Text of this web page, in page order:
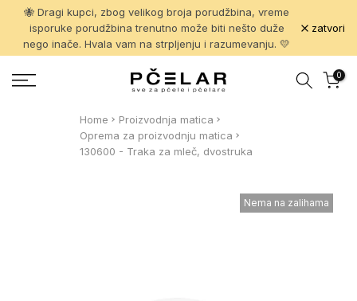
Pređi
sadržaj
🐝 Dragi kupci, zbog velikog broja porudžbina, vreme
isporuke porudžbina trenutno može biti nešto duže
nego inače. Hvala vam na strpljenju i razumevanju. 💛
zatvori
0
Home
Proizvodnja matica
Oprema za proizvodnju matica
130600 - Traka za mleč, dvostruka
Nema na zalihama